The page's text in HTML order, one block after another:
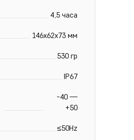
4,5 часа
146x62x73 мм
530 гр
IP67
-40 —
+50
≤50Hz